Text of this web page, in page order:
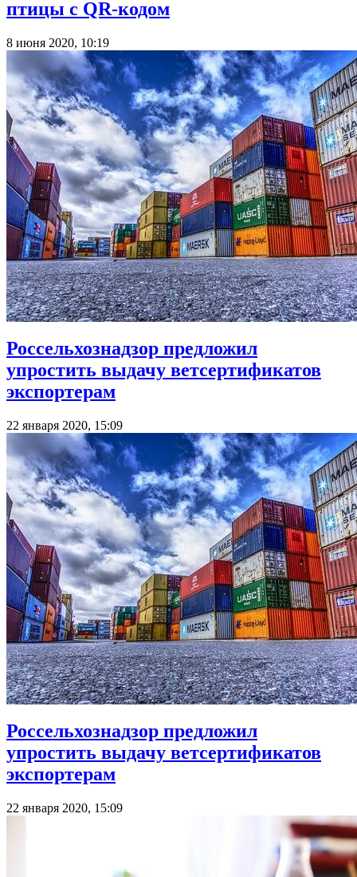
птицы с QR-кодом
8 июня 2020, 10:19
Россельхознадзор предложил
упростить выдачу ветсертификатов
экспортерам
22 января 2020, 15:09
Россельхознадзор предложил
упростить выдачу ветсертификатов
экспортерам
22 января 2020, 15:09